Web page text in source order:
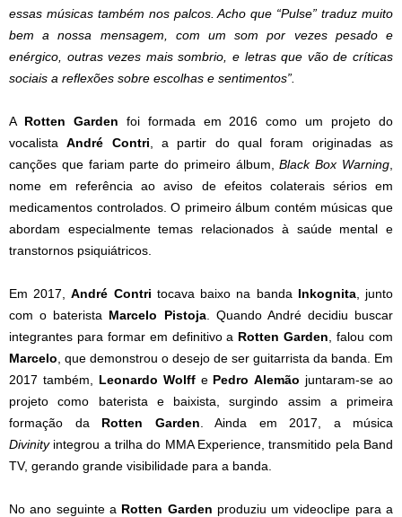
essas músicas também nos palcos. Acho que “Pulse” traduz muito
bem a nossa mensagem, com um som por vezes pesado e
enérgico, outras vezes mais sombrio, e letras que vão de críticas
sociais a reflexões sobre escolhas e sentimentos”.
A Rotten Garden foi formada em 2016 como um projeto do
vocalistaAndré Contri , a partir do qual foram originadas as
canções que fariam parte do primeiro álbum,Black Box Warning
nome em referência ao aviso de efeitos colaterais sérios em
medicamentos controlados. O primeiro álbum contém músicas que
abordam especialmente temas relacionados à saúde mental e
transtornos psiquiátricos.
Em 2017,André Contri tocava baixo na banda Inkognita, junto
com o baterista Marcelo Pistoja. Quando André decidiu buscar
integrantes para formar em definitivo a Rotten Garden , falou com
Marcelo , que demonstrou o desejo de ser guitarrista da banda. Em
2017 também, Leonardo Wolffe Pedro Alemão juntaram-se ao
projeto como baterista e baixista, surgindo assim a primeira
formação da Rotten Garden . Ainda em 2017, a música
Divinityintegrou a trilha do MMA Experience, transmitido pela Band
TV, gerando grande visibilidade para a banda.
No ano seguinte a Rotten Garden produziu um videoclipe para a